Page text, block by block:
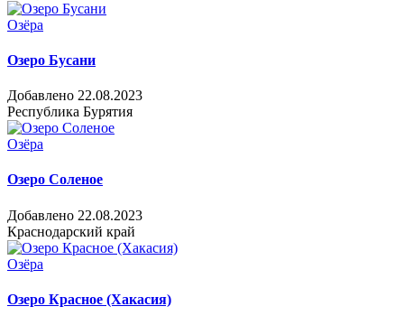
Озёра
Озеро Бусани
Добавлено 22.08.2023
Республика Бурятия
Озёра
Озеро Соленое
Добавлено 22.08.2023
Краснодарский край
Озёра
Озеро Красное (Хакасия)